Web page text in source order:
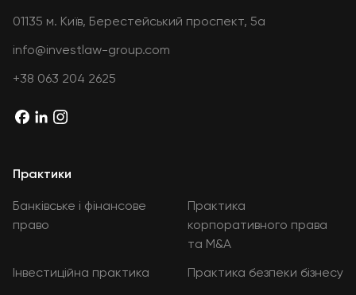
01135 м. Київ, Берестейський проспект, 5а
info@investlaw-group.com
+38 063 204 2625
Практики
Банківське і фінансове
право
Практика
корпоративного права
та M&A
Інвестиційна практика
Практика безпеки бізнесу